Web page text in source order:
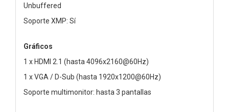
Unbuffered
Soporte XMP: Sí
Gráficos
1 x HDMI 2.1 (hasta 4096x2160@60Hz)
1 x VGA / D-Sub (hasta 1920x1200@60Hz)
Soporte multimonitor: hasta 3 pantallas